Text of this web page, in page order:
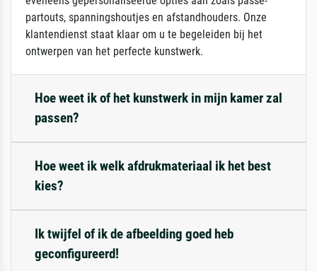
partouts, spanningshoutjes en afstandhouders. Onze
klantendienst staat klaar om u te begeleiden bij het
ontwerpen van het perfecte kunstwerk.
Hoe weet ik of het kunstwerk in mijn kamer zal
passen?
Hoe weet ik welk afdrukmateriaal ik het best
kies?
Ik twijfel of ik de afbeelding goed heb
geconfigureerd!